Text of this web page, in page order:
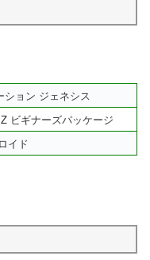
ション ジェネシス
ビギナーズパッケージ
イド